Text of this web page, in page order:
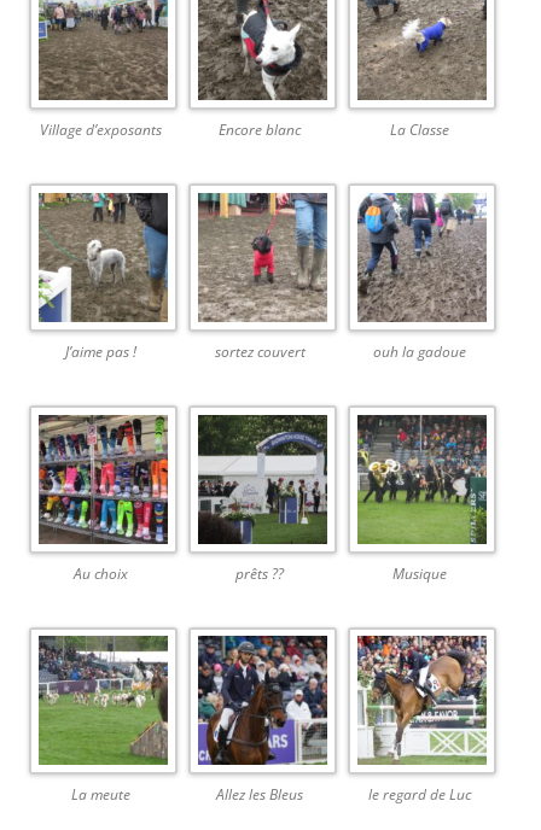
Village d’exposants Encore blanc La Classe
J’aime pas ! sortez couvert ouh la gadoue
Au choix prêts ?? Musique
La meute Allez les Bleus le regard de Luc